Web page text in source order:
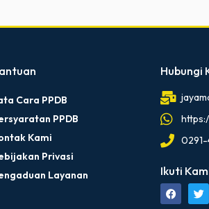
Cara PPDB
PPDB
Kami
Privasi
Layanan
Hubungi
Ikuti